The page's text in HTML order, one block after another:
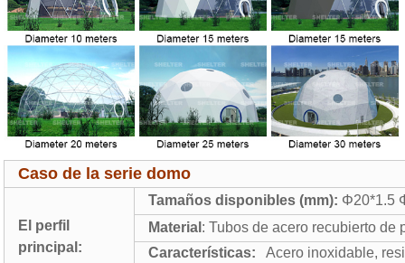
Caso de la serie domo
El perfil
principal:
Tamaños disponibles (mm): Φ20*1.5
Material : Tubos de acero recubierto de
Características:
Acero inoxidable,